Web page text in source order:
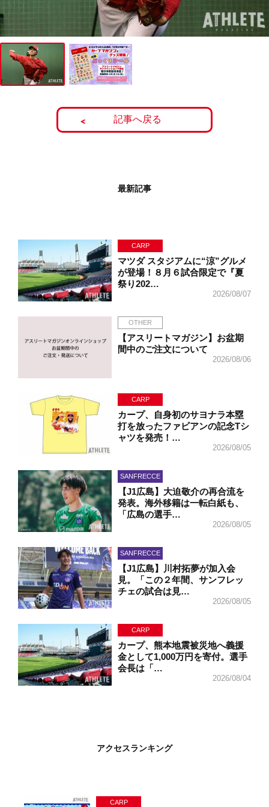
記事へ戻る
最新記事
CARP
マツダ スタジアムに“涼”グルメ
が登場！８月６試合限定で『夏
祭り202…
2026/08/07
OTHER
【アスリートマガジン】お盆期
間中のご注文について
2026/08/06
CARP
カープ、自身初のサヨナラ本塁
打を放ったファビアンの記念Tシ
ャツを発売！…
2026/08/05
SANFRECCE
【J1広島】大迫敬介の再合流を
発表。海外移籍は一転白紙も、
「広島の選手…
2026/08/05
SANFRECCE
【J1広島】川村拓夢が加入会
見。「この２年間、サンフレッ
チェの試合は見…
2026/08/05
CARP
カープ、熊本地震被災地へ義援
金として1,000万円を寄付。選手
会長は「…
2026/08/04
アクセスランキング
CARP